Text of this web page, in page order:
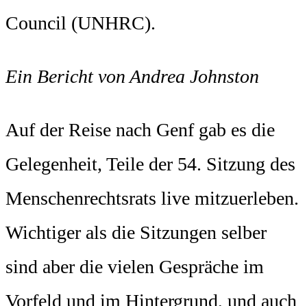
Council (UNHRC).
Ein Bericht von Andrea Johnston
Auf der Reise nach Genf gab es die
Gelegenheit, Teile der 54. Sitzung des
Menschenrechtsrats live mitzuerleben.
Wichtiger als die Sitzungen selber
sind aber die vielen Gespräche im
Vorfeld und im Hintergrund, und auch